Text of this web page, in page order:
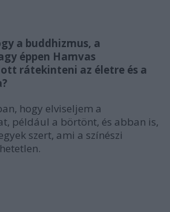
a buddhizmus, a
éppen Hamvas
rátekinteni az életre és a
hogy elviseljem a
például a börtönt, és abban is,
szert, ami a színészi